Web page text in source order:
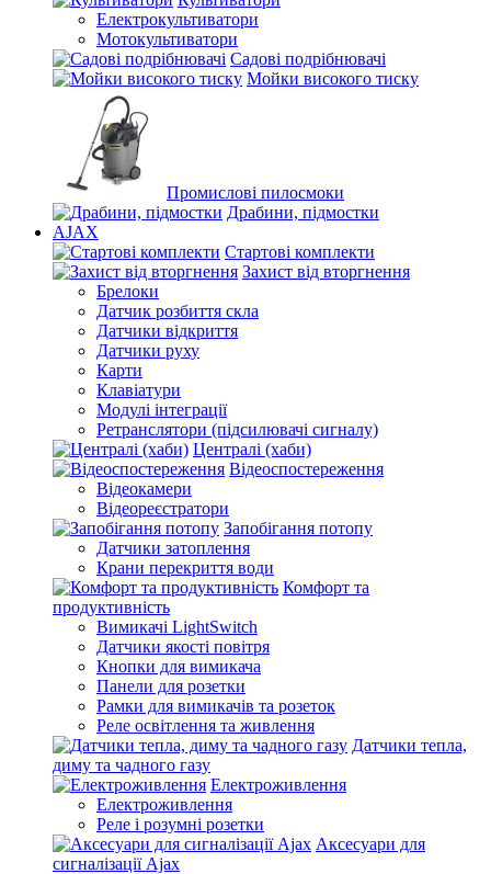
Електрокультиватори
Мотокультиватори
Садові подрібнювачі
Мойки високого тиску
Промислові пилосмоки
Драбини, підмостки
AJAX
Стартові комплекти
Захист від вторгнення
Брелоки
Датчик розбиття скла
Датчики відкриття
Датчики руху
Карти
Клавіатури
Модулі інтеграції
Ретранслятори (підсилювачі сигналу)
Централі (хаби)
Відеоспостереження
Відеокамери
Відеореєстратори
Запобігання потопу
Датчики затоплення
Крани перекриття води
Комфорт та
продуктивність
Вимикачі LightSwitch
Датчики якості повітря
Кнопки для вимикача
Панели для розетки
Рамки для вимикачів та розеток
Реле освітлення та живлення
Датчики тепла,
диму та чадного газу
Електроживлення
Електроживлення
Реле і розумні розетки
Аксесуари для
сигналізації Ajax